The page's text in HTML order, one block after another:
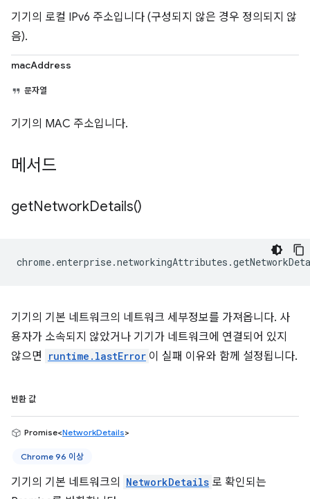
기기의 로컬 IPv6 주소입니다 (구성되지 않은 경우 정의되지 않
음).
macAddress
문자열
기기의 MAC 주소입니다.
메서드
getNetworkDetails()
chrome. enterprise.networkingAttributes .
기기의 기본 네트워크의 네트워크 세부정보를 가져옵니다. 사
용자가 소속되지 않았거나 기기가 네트워크에 연결되어 있지
않으면
runtime.lastError 이 실패 이유와 함께 설정됩니다.
반환 값
Promise<NetworkDetails>
Chrome 96 이상
기기의 기본 네트워크의 NetworkDetails 로 확인되는